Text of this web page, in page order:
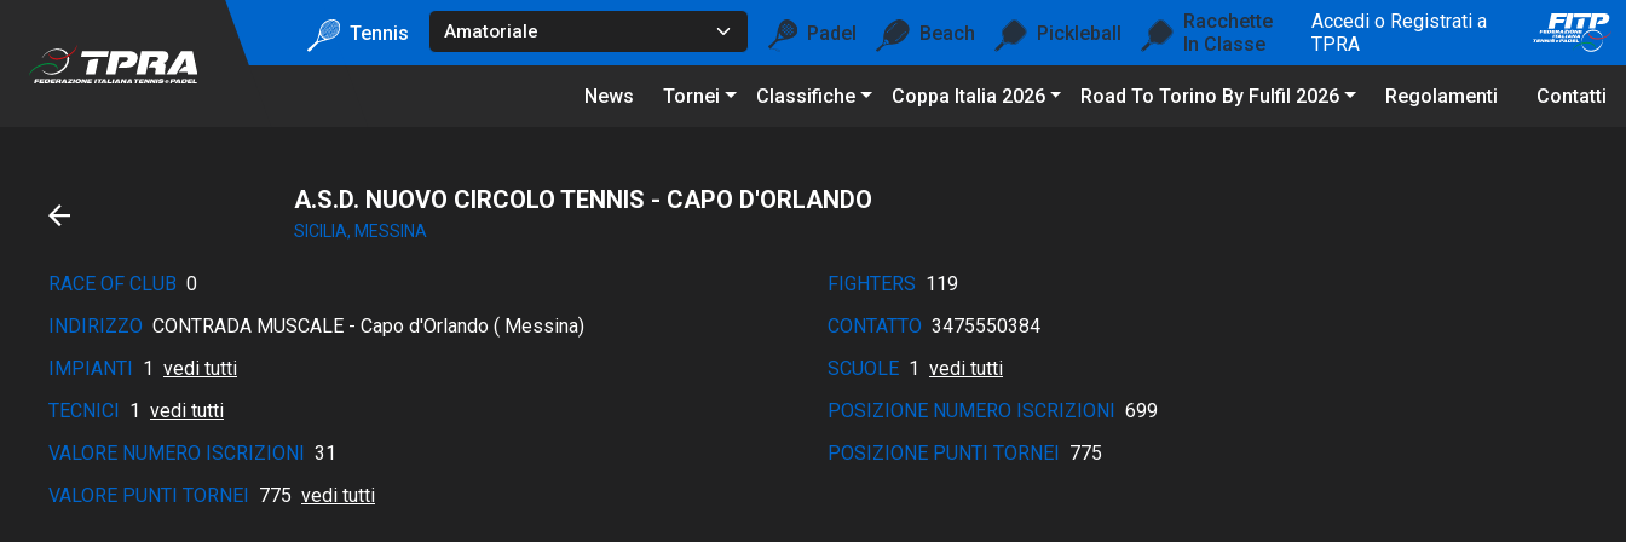
Tennis Padel Beach Pickleball
Racchette
In Classe
Accedi o Registrati a
TPRA
News Tornei Classifiche Coppa Italia 2026 Road To Torino By Fulfil 2026 Regolamenti Contatti
A.S.D. NUOVO CIRCOLO TENNIS - CAPO D'ORLANDO
SICILIA, MESSINA
RACE OF CLUB 0 FIGHTERS 119
INDIRIZZO CONTRADA MUSCALE - Capo d'Orlando ( Messina) CONTATTO 3475550384
IMPIANTI 1 vedi tutti SCUOLE 1 vedi tutti
TECNICI 1 vedi tutti POSIZIONE NUMERO ISCRIZIONI 699
VALORE NUMERO ISCRIZIONI 31 POSIZIONE PUNTI TORNEI 775
VALORE PUNTI TORNEI 775 vedi tutti